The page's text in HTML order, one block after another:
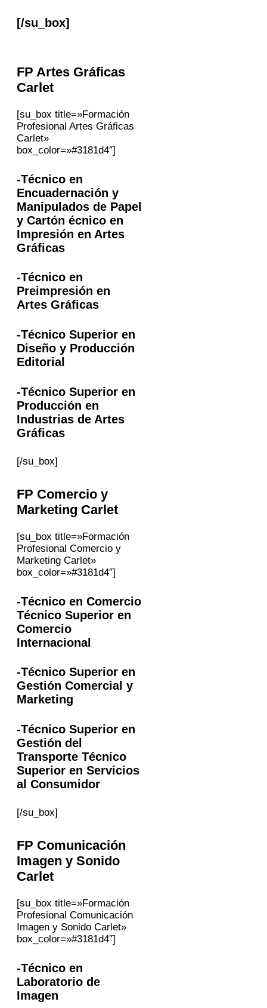
[/su_box]
FP Artes Gráficas
Carlet
[su_box title=»Formación
Profesional Artes Gráficas
Carlet»
box_color=»#3181d4″]
-Técnico en
Encuadernación y
Manipulados de Papel
y Cartón écnico en
Impresión en Artes
Gráficas
-Técnico en
Preimpresión en
Artes Gráficas
-Técnico Superior en
Diseño y Producción
Editorial
-Técnico Superior en
Producción en
Industrias de Artes
Gráficas
[/su_box]
FP Comercio y
Marketing Carlet
[su_box title=»Formación
Profesional Comercio y
Marketing Carlet»
box_color=»#3181d4″]
-Técnico en Comercio
Técnico Superior en
Comercio
Internacional
-Técnico Superior en
Gestión Comercial y
Marketing
-Técnico Superior en
Gestión del
Transporte Técnico
Superior en Servicios
al Consumidor
[/su_box]
FP Comunicación
Imagen y Sonido
Carlet
[su_box title=»Formación
Profesional Comunicación
Imagen y Sonido Carlet»
box_color=»#3181d4″]
-Técnico en
Laboratorio de
Imagen